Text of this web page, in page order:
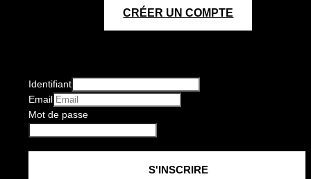
CRÉER UN COMPTE
Identifiant
Email
Mot de passe